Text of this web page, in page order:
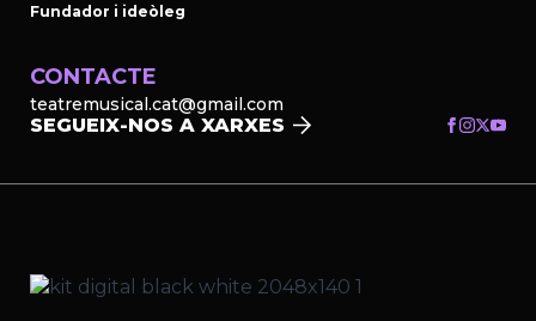
Fundador i ideòleg
CONTACTE
teatremusical.cat@gmail.com
SEGUEIX-NOS A XARXES